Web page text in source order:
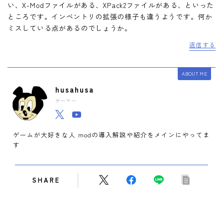
い、X-Modファイルがある、XPack2ファイルがある、といった
ところです。インベントリの拡張の様子も違うようです。何か
ミスしている点があるのでしょうか。
返信する
ABOUT ME
husahusa
ゲーマー
ゲームが大好きな人 modの導入解説や紹介をメインにやってま
す
SHARE